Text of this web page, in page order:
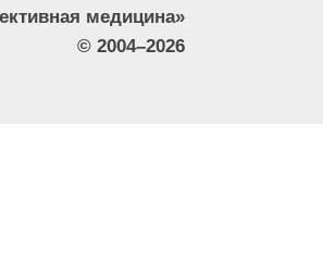
медицина»
© 2004–2026